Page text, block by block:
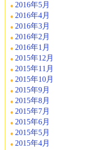
2016年5月
2016年4月
2016年3月
2016年2月
2016年1月
2015年12月
2015年11月
2015年10月
2015年9月
2015年8月
2015年7月
2015年6月
2015年5月
2015年4月